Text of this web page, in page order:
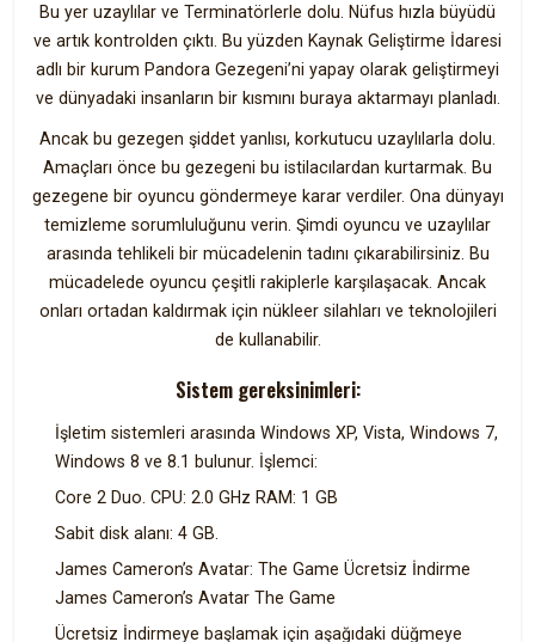
Bu yer uzaylılar ve Terminatörlerle dolu. Nüfus hızla büyüdü
ve artık kontrolden çıktı. Bu yüzden Kaynak Geliştirme İdaresi
adlı bir kurum Pandora Gezegeni’ni yapay olarak geliştirmeyi
ve dünyadaki insanların bir kısmını buraya aktarmayı planladı.
Ancak bu gezegen şiddet yanlısı, korkutucu uzaylılarla dolu.
Amaçları önce bu gezegeni bu istilacılardan kurtarmak. Bu
gezegene bir oyuncu göndermeye karar verdiler. Ona dünyayı
temizleme sorumluluğunu verin. Şimdi oyuncu ve uzaylılar
arasında tehlikeli bir mücadelenin tadını çıkarabilirsiniz. Bu
mücadelede oyuncu çeşitli rakiplerle karşılaşacak. Ancak
onları ortadan kaldırmak için nükleer silahları ve teknolojileri
de kullanabilir.
Sistem gereksinimleri:
İşletim sistemleri arasında Windows XP, Vista, Windows 7,
Windows 8 ve 8.1 bulunur. İşlemci:
Core 2 Duo. CPU: 2.0 GHz RAM: 1 GB
Sabit disk alanı: 4 GB.
James Cameron’s Avatar: The Game Ücretsiz İndirme
James Cameron’s Avatar The Game
Ücretsiz İndirmeye başlamak için aşağıdaki düğmeye